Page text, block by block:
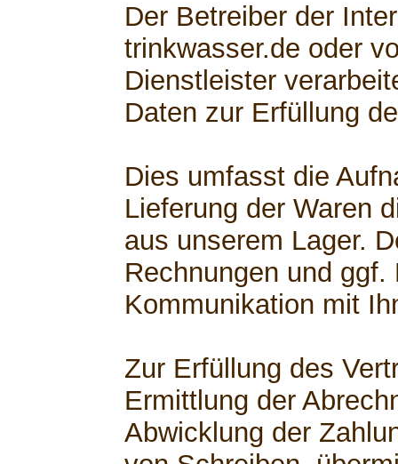
Der Betreiber der
trinkwasser.de oder
Dienstleister
Daten zur Erfüllung
Dies umfasst die
Lieferung der Waren
aus unserem Lager.
Rechnungen und
Kommunikation mit
Zur Erfüllung des
Ermittlung der
Abwicklung der